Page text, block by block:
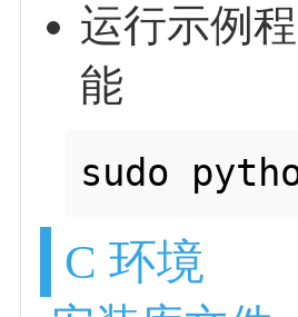
运行示例
能
sudo
C 环境